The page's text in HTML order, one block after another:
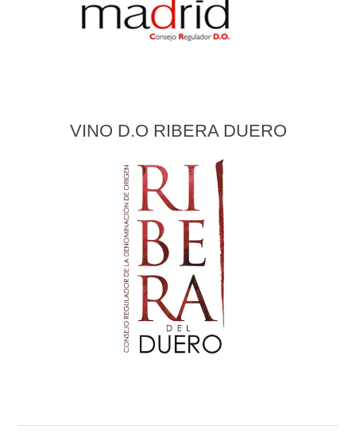
VINO D.O RIBERA DUERO